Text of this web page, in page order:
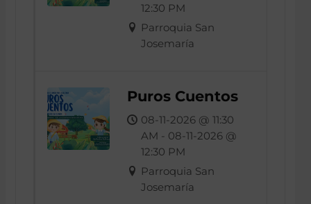
12:30 PM
Parroquia San
Josemaría
Puros Cuentos
08-11-2026 @ 11:30
AM - 08-11-2026 @
12:30 PM
Parroquia San
Josemaría